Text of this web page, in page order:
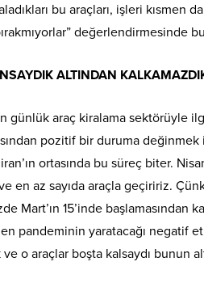
bu araçları, işleri kısmen
değerlendirmesinde
ALTINDAN
günlük araç kiralama sektörüyle
pozitif bir duruma
ortasında bu süreç biter.
en az sayıda araçla geçiririz.
Mart’ın 15’inde başlamasından
pandeminin yaratacağı negatif
ve o araçlar boşta kalsaydı bunun